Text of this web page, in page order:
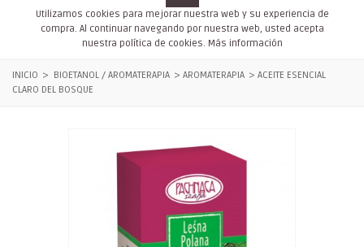
Utilizamos cookies para mejorar nuestra web y su experiencia de
compra. Al continuar navegando por nuestra web, usted acepta
nuestra política de cookies. Más información
INICIO > BIOETANOL / AROMATERAPIA > AROMATERAPIA > ACEITE ESENCIAL
CLARO DEL BOSQUE